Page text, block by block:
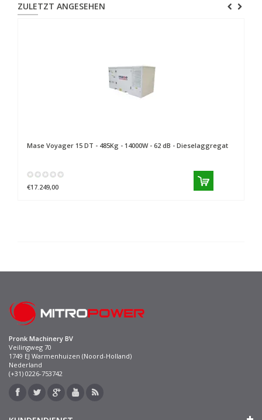
ZULETZT ANGESEHEN
Mase Voyager 15 DT - 485Kg - 14000W - 62 dB - Dieselaggregat
€17.249,00
Pronk Machinery BV
Veilingweg 70
1749 EJ Warmenhuizen (Noord-Holland)
Nederland
(+31) 0226-753742